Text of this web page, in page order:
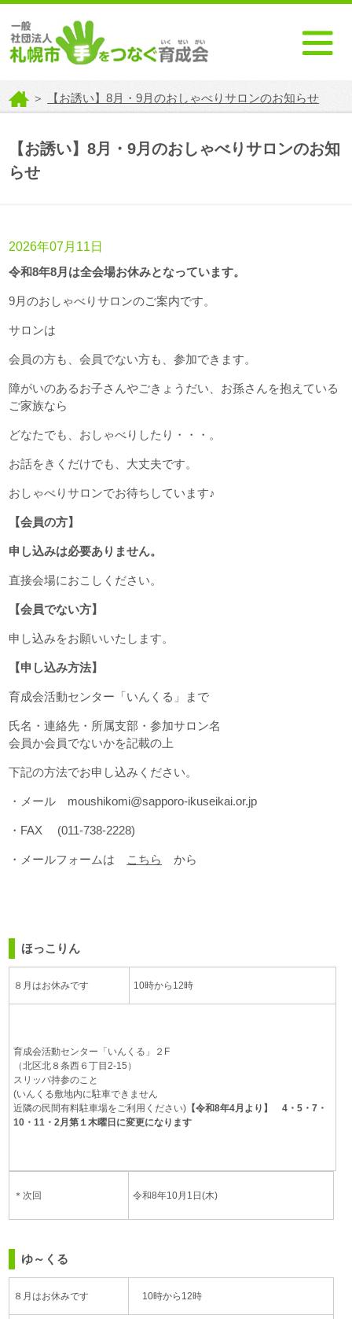
＞ 【お誘い】8月・9月のおしゃべりサロンのお知らせ
【お誘い】8月・9月のおしゃべりサロンのお知
らせ
2026年07月11日
令和8年8月は全会場お休みとなっています。
9月のおしゃべりサロンのご案内です。
サロンは
会員の方も、会員でない方も、参加できます。
障がいのあるお子さんやごきょうだい、お孫さんを抱えている
ご家族なら
どなたでも、おしゃべりしたり・・・。
お話をきくだけでも、大丈夫です。
おしゃべりサロンでお待ちしています♪
【会員の方】
申し込みは必要ありません。
直接会場におこしください。
【会員でない方】
申し込みをお願いいたします。
【申し込み方法】
育成会活動センター「いんくる」まで
氏名・連絡先・所属支部・参加サロン名
会員か会員でないかを記載の上
下記の方法でお申し込みください。
・メール moushikomi@sapporo-ikuseikai.or.jp
・FAX (011-738-2228)
・メールフォームは こちら から
ほっこりん
８月はお休みです 10時から12時
育成会活動センター「いんくる」２F
（北区北８条西６丁目2-15）
スリッパ持参のこと
(いんくる敷地内に駐車できません
近隣の民間有料駐車場をご利用ください) 【令和8年4月より】4・5・7・
10・11・2月第１木曜日に変更になります
＊次回 令和8年10月1日(木)
ゆ～くる
８月はお休みです 10時から12時